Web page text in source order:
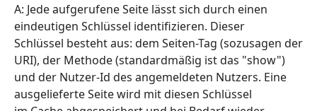
A: Jede aufgerufene Seite lässt sich durch einen
eindeutigen Schlüssel identifizieren. Dieser
Schlüssel besteht aus: dem Seiten-Tag (sozusagen der
URI), der Methode (standardmäßig ist das "show")
und der Nutzer-Id des angemeldeten Nutzers. Eine
ausgelieferte Seite wird mit diesen Schlüssel